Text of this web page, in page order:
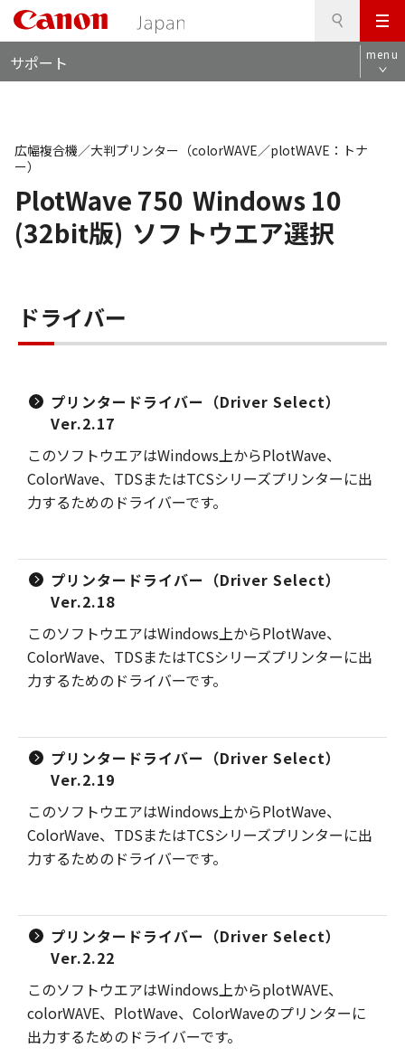
メ
ニ
ュ
サポート menu
PlotWave 750 Windows 10
(32bit版) ソフトウエア選択
広幅複合機／大判プリンター（colorWAVE／plotWAVE：トナ
ー）
ドライバー
プリンタードライバー（Driver Select）
Ver.2.17
このソフトウエアはWindows上からPlotWave、
ColorWave、TDSまたはTCSシリーズプリンターに出
力するためのドライバーです。
プリンタードライバー（Driver Select）
Ver.2.18
このソフトウエアはWindows上からPlotWave、
ColorWave、TDSまたはTCSシリーズプリンターに出
力するためのドライバーです。
プリンタードライバー（Driver Select）
Ver.2.19
このソフトウエアはWindows上からPlotWave、
ColorWave、TDSまたはTCSシリーズプリンターに出
力するためのドライバーです。
プリンタードライバー（Driver Select）
Ver.2.22
このソフトウエアはWindows上からplotWAVE、
colorWAVE、PlotWave、ColorWaveのプリンターに
出力するためのドライバーです。